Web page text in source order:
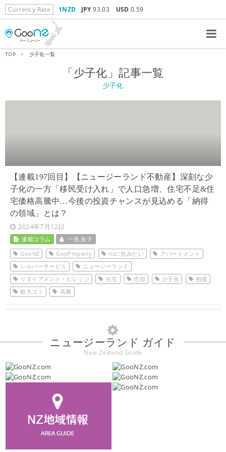
Currency Rate 1NZD JPY93.03 USD 0.59
TOP > 少子化一覧
「少子化」記事一覧
少子化
【連載197回目】【ニュージーランド不動産】深刻な少
子化の一方「移民受け入れ」で人口急増、住宅不足&住
宅価格高騰中…今後の投資チャンスが見込める「納得
の領域」とは？
2024年7月12日
連載コラム
一色 良子
GooNZ
GooProperty nzに住みたい
アパートメント
シルバーサービス
ニュージーランド
リタイアメント・ビレッジ
住宅 売却 少子化
相場
粗大ゴミ
高騰
ニュージーランド ガイド
New Zealand Guide